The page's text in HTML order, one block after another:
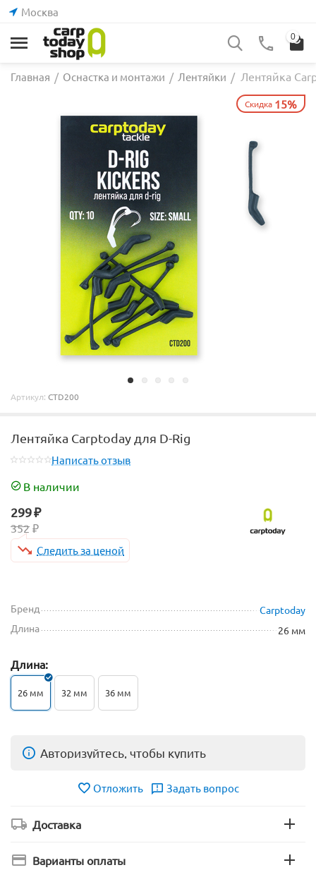
Москва
0
Главная / Оснастка и монтажи / Лентяйки / Лентяйка
Скидка 15%
Артикул: CTD200
Лентяйка Carptoday для D-Rig
Написать отзыв
В наличии
299₽
352 ₽
Следить за ценой
Бренд
Carptoday
Длина
26 мм
Длина:
26 мм 32 мм 36 мм
Авторизуйтесь, чтобы купить
Отложить Задать вопрос
Доставка
Варианты оплаты